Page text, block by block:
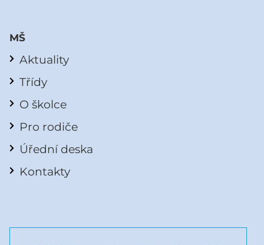
MŠ
Aktuality
Třídy
O školce
Pro rodiče
Úřední deska
Kontakty